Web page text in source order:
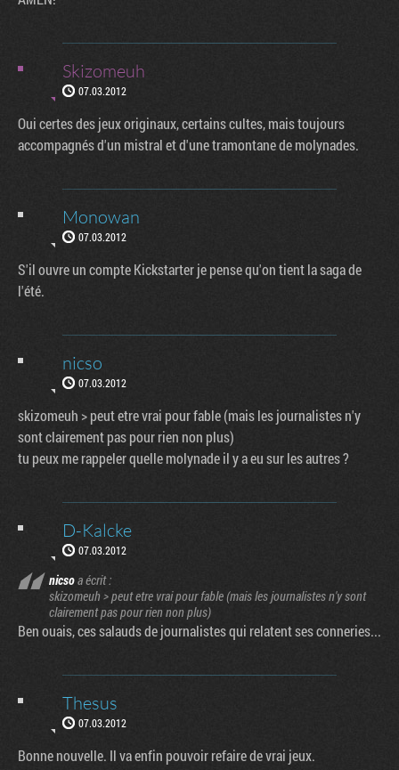
Skizomeuh
07.03.2012
Oui certes des jeux originaux, certains cultes, mais toujours
accompagnés d'un mistral et d'une tramontane de molynades.
Monowan
07.03.2012
S'il ouvre un compte Kickstarter je pense qu'on tient la saga de
l'été.
nicso
07.03.2012
skizomeuh > peut etre vrai pour fable (mais les journalistes n'y
sont clairement pas pour rien non plus)
tu peux me rappeler quelle molynade il y a eu sur les autres ?
D-Kalcke
07.03.2012
nicsoa écrit :
skizomeuh > peut etre vrai pour fable (mais les journalistes n'y sont
clairement pas pour rien non plus)
Ben ouais, ces salauds de journalistes qui relatent ses conneries...
Thesus
07.03.2012
Bonne nouvelle. Il va enfin pouvoir refaire de vrai jeux.